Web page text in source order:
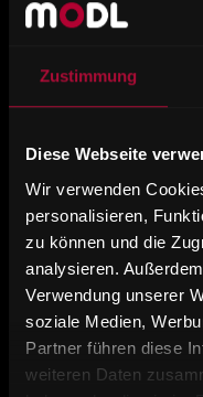
Zustimmung
Diese Webseite
Wir verwenden
personalisieren,
zu können und die
analysieren.
Verwendung unserer
soziale Medien,
Partner führen diese
weiteren Daten
WIR
ADRIAN
ZUM
Die
gesamte Team
Kollegen Adrian
bestandenen
zum
seinem Sideboard
einen GUTEN